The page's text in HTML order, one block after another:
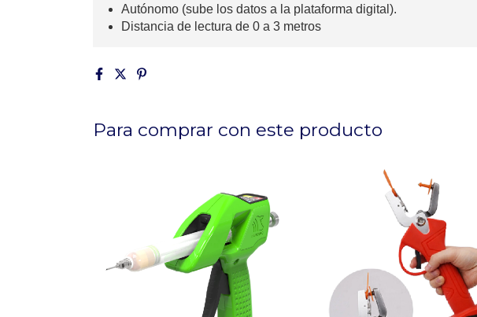
Autónomo (sube los datos a la plataforma digital).
Distancia de lectura de 0 a 3 metros
Para comprar con este producto